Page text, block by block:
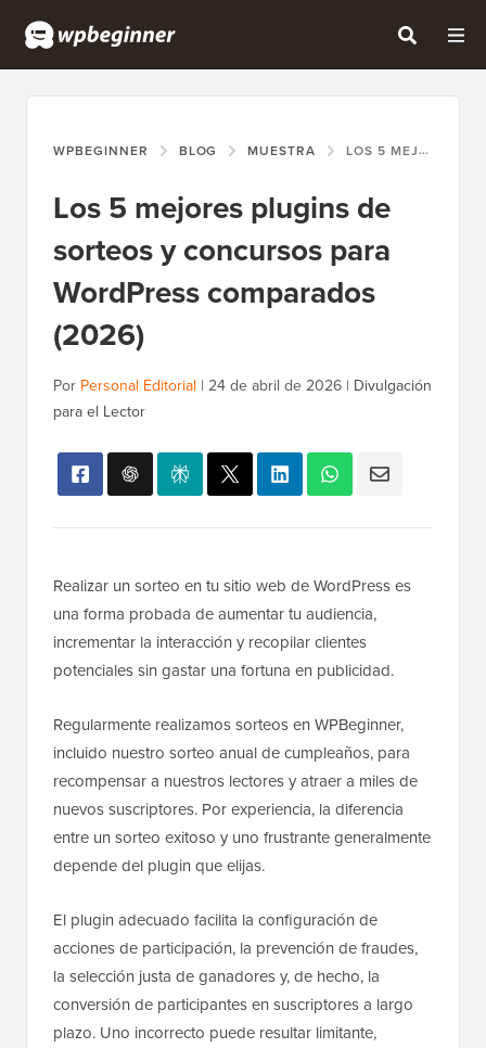
WPBEGINNER BLOG MUESTRA LOS 5 MEJORES PLUGINS DE SORTEOS Y CONCURSOS PARA WORDPRESS COMPARADOS (2026)
Los 5 mejores plugins de
sorteos y concursos para
WordPress comparados
(2026)
Por Personal Editorial | 24 de abril de 2026 | Divulgación
para el Lector
Realizar un sorteo en tu sitio web de WordPress es
una forma probada de aumentar tu audiencia,
incrementar la interacción y recopilar clientes
potenciales sin gastar una fortuna en publicidad.
Regularmente realizamos sorteos en WPBeginner,
incluido nuestro sorteo anual de cumpleaños, para
recompensar a nuestros lectores y atraer a miles de
nuevos suscriptores. Por experiencia, la diferencia
entre un sorteo exitoso y uno frustrante generalmente
depende del plugin que elijas.
El plugin adecuado facilita la configuración de
acciones de participación, la prevención de fraudes,
la selección justa de ganadores y, de hecho, la
conversión de participantes en suscriptores a largo
plazo. Uno incorrecto puede resultar limitante,